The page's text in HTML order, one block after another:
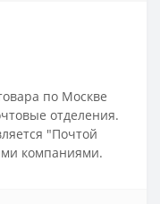
по Москве
отделения.
"Почтой
компаниями.